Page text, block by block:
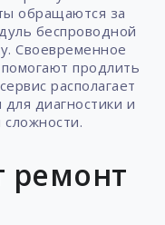
обращаются за
беспроводной
Своевременное
продлить
располагает
диагностики и
ремонт